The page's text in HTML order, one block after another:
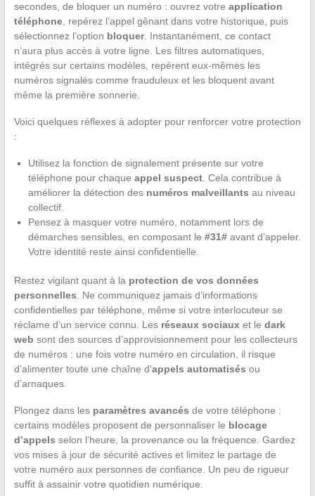
secondes, de bloquer un numéro : ouvrez votre application
téléphone, repérez l’appel gênant dans votre historique, puis
sélectionnez l’option bloquer. Instantanément, ce contact
n’aura plus accès à votre ligne. Les filtres automatiques,
intégrés sur certains modèles, repèrent eux-mêmes les
numéros signalés comme frauduleux et les bloquent avant
même la première sonnerie.
Voici quelques réflexes à adopter pour renforcer votre protection
:
Utilisez la fonction de signalement présente sur votre
téléphone pour chaque appel suspect. Cela contribue à
améliorer la détection des numéros malveillants au niveau
collectif.
Pensez à masquer votre numéro, notamment lors de
démarches sensibles, en composant le #31#avant d’appeler.
Votre identité reste ainsi confidentielle.
Restez vigilant quant à la protection de vos données
personnelles . Ne communiquez jamais d’informations
confidentielles par téléphone, même si votre interlocuteur se
réclame d’un service connu. Les réseaux sociauxet le dark
web sont des sources d’approvisionnement pour les collecteurs
de numéros : une fois votre numéro en circulation, il risque
d’alimenter toute une chaîne d’appels automatisés ou
d’arnaques.
Plongez dans les paramètres avancés de votre téléphone :
certains modèles proposent de personnaliser le blocage
d’appels selon l’heure, la provenance ou la fréquence. Gardez
vos mises à jour de sécurité actives et limitez le partage de
votre numéro aux personnes de confiance. Un peu de rigueur
suffit à assainir votre quotidien numérique.